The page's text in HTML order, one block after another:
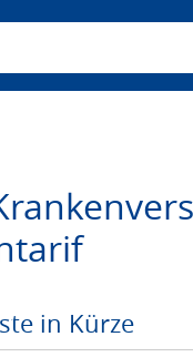
in Kürze